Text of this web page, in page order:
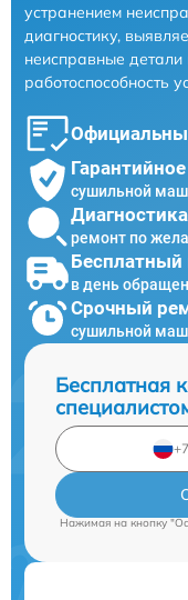
устранением
диагностику,
неисправные
работоспособность
сушильной
ремонт по
Бесплатный
в день
Срочный
сушильной
Бесплатная
Нажимая на кнопку